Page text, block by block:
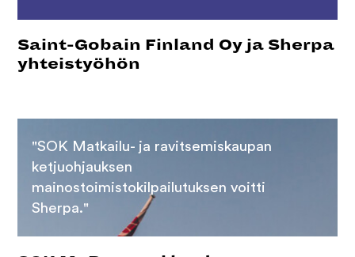
Saint-Gobain Finland Oy ja Sherpa
yhteistyöhön
"SOK Matkailu- ja ravitsemiskaupan
ketjuohjauksen
mainostoimistokilpailutuksen voitti
Sherpa."